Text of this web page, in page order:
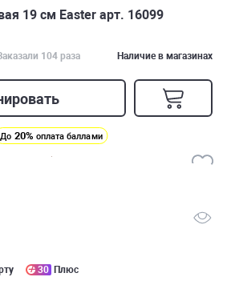
19 см Easter арт. 16099
104 раза Наличие в магазинах
До 20% оплата баллами
30 Плюс